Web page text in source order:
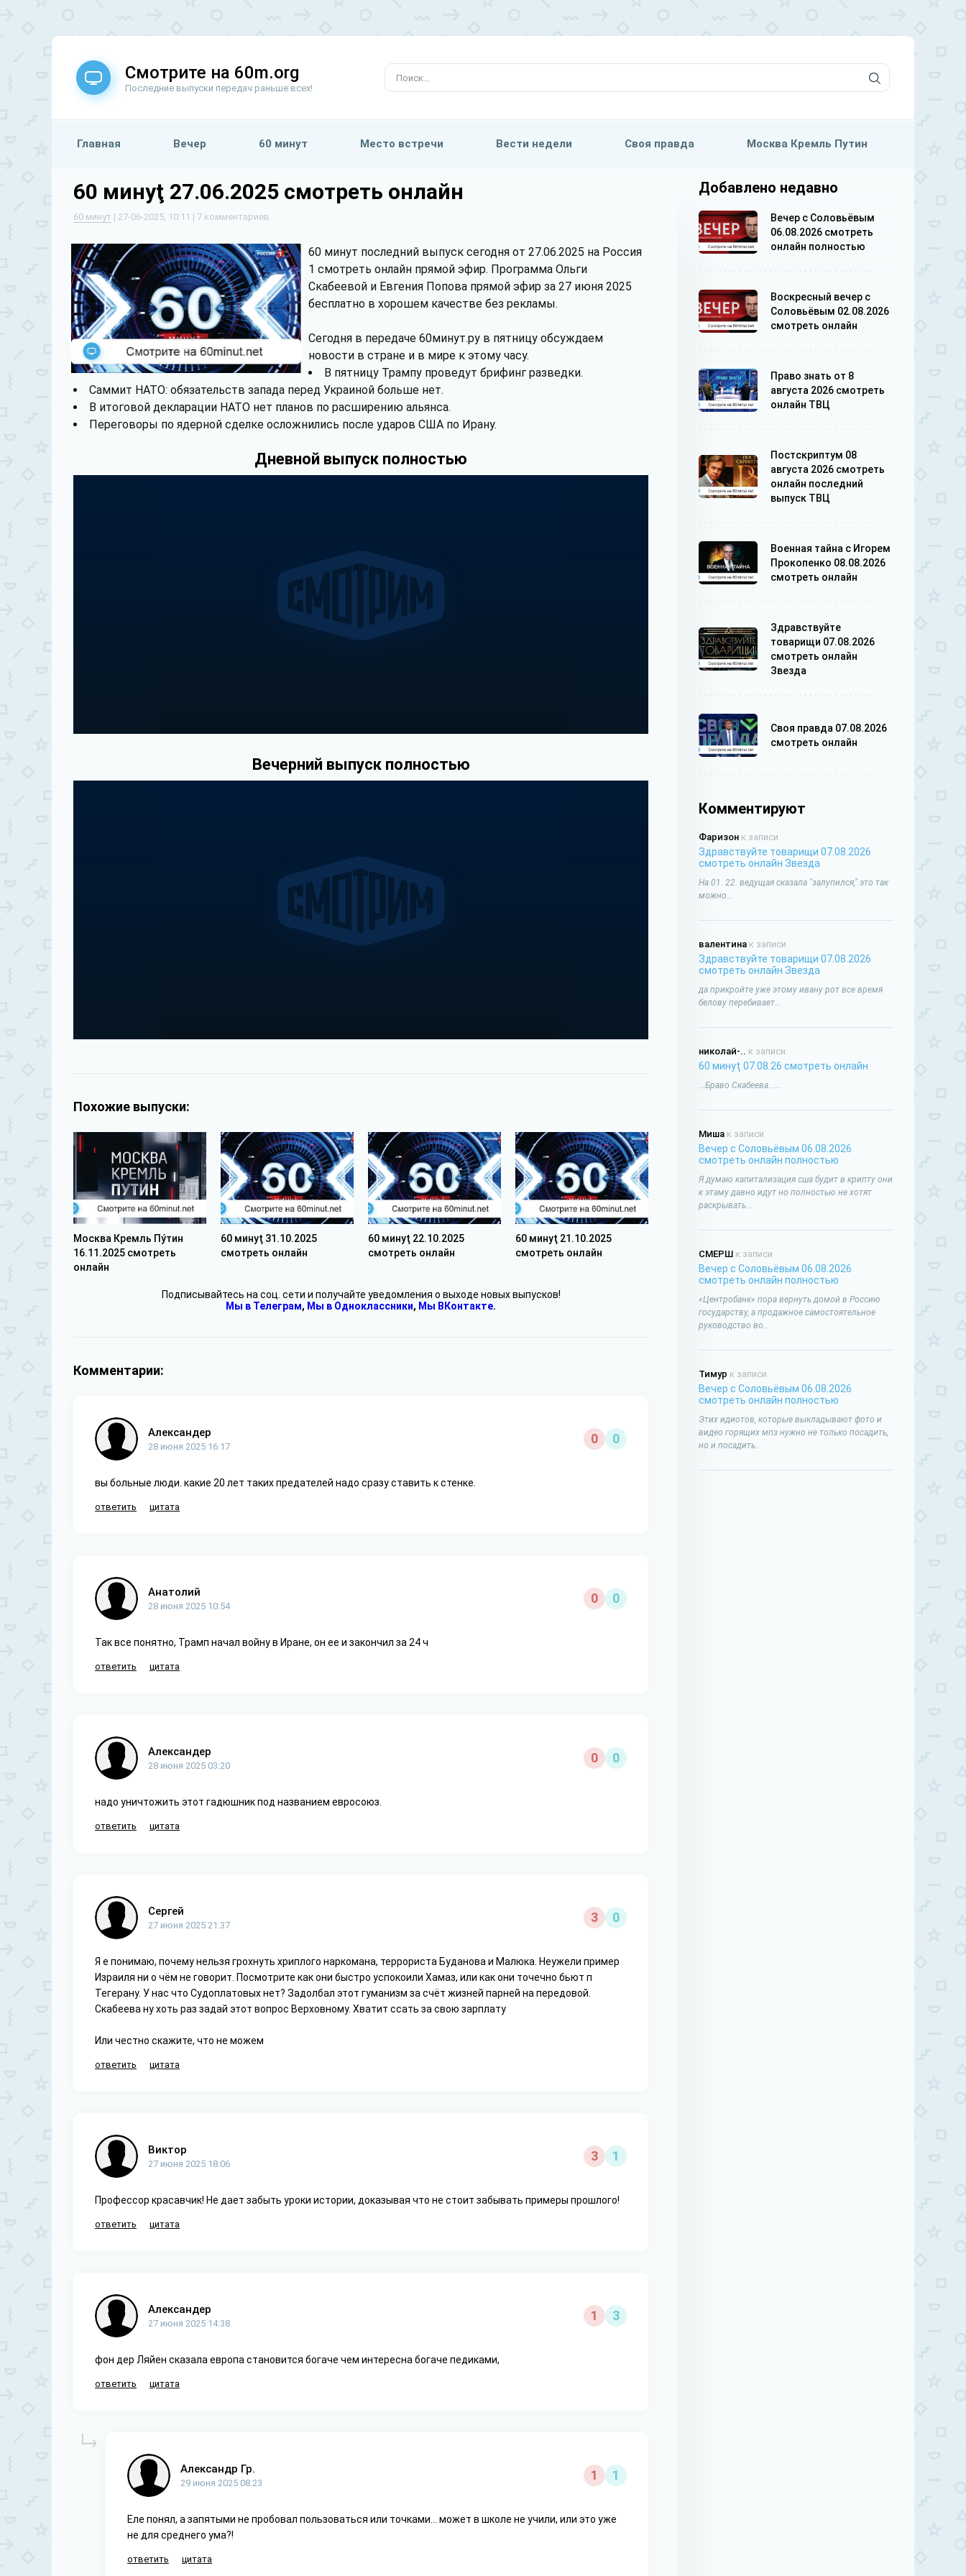
Смотрите на 60m.org
Последние выпуски передач раньше всех!
Главная Вечер 60 минут Место встречи Вести недели Своя правда Москва Кремль Путин
60 минуţ 27.06.2025 смотреть онлайн
60 минут | 27-06-2025, 10:11 | 7 комментариев
60 минут последний выпуск сегодня от 27.06.2025 на Россия
1 смотреть онлайн прямой эфир. Программа Ольги
Скабеевой и Евгения Попова прямой эфир за 27 июня 2025
бесплатно в хорошем качестве без рекламы.
Сегодня в передаче 60минут.ру в пятницу обсуждаем
новости в стране и в мире к этому часу.
В пятницу Трампу проведут брифинг разведки.
Саммит НАТО: обязательств запада перед Украиной больше нет.
В итоговой декларации НАТО нет планов по расширению альянса.
Переговоры по ядерной сделке осложнились после ударов США по Ирану.
Дневной выпуск полностью
Вечерний выпуск полностью
Похожие выпуски:
Москва Кремль Пýтин
16.11.2025 смотреть
онлайн
60 минуţ 31.10.2025
смотреть онлайн
60 минуţ 22.10.2025
смотреть онлайн
60 минуţ 21.10.2025
смотреть онлайн
Подписывайтесь на соц. сети и получайте уведомления о выходе новых выпусков!
Мы в Телеграм, Мы в Одноклассники, Мы ВКонтакте.
Комментарии:
Александер
28 июня 2025 16:17
0 0
вы больные люди. какие 20 лет таких предателей надо сразу ставить к стенке.
ответить цитата
Анатолий
28 июня 2025 10:54
0 0
Так все понятно, Трамп начал войну в Иране, он ее и закончил за 24 ч
ответить цитата
Александер
28 июня 2025 03:20
0 0
надо уничтожить этот гадюшник под названием евросоюз.
ответить цитата
Сергей
27 июня 2025 21:37
3 0
Я е понимаю, почему нельзя грохнуть хриплого наркомана, террориста Буданова и Малюка. Неужели пример
Израиля ни о чём не говорит. Посмотрите как они быстро успокоили Хамаз, или как они точечно бьют п
Тегерану. У нас что Судоплатовых нет? Задолбал этот гуманизм за счёт жизней парней на передовой.
Скабеева ну хоть раз задай этот вопрос Верховному. Хватит ссать за свою зарплату
Или честно скажите, что не можем
ответить цитата
Виктор
27 июня 2025 18:06
3 1
Профессор красавчик! Не дает забыть уроки истории, доказывая что не стоит забывать примеры прошлого!
ответить цитата
Александер
27 июня 2025 14:38
1 3
фон дер Ляйен сказала европа становится богаче чем интересна богаче педиками,
ответить цитата
Александр Гр.
29 июня 2025 08:23
1 1
Еле понял, а запятыми не пробовал пользоваться или точками... может в школе не учили, или это уже
не для среднего ума?!
ответить цитата
Добавлено недавно
Вечер с Соловьёвым
06.08.2026 смотреть
онлайн полностью
Воскресный вечер с
Соловьёвым 02.08.2026
смотреть онлайн
Право знать от 8
августа 2026 смотреть
онлайн ТВЦ
Постскриптум 08
августа 2026 смотреть
онлайн последний
выпуск ТВЦ
Военная тайна с Игорем
Прокопенко 08.08.2026
смотреть онлайн
Здравствуйте
товарищи 07.08.2026
смотреть онлайн
Звезда
Своя правда 07.08.2026
смотреть онлайн
Комментируют
Фаризон к записи
Здравствуйте товарищи 07.08.2026
смотреть онлайн Звезда
На 01. 22. ведущая сказала "залупился," это так
можно...
валентина к записи
Здравствуйте товарищи 07.08.2026
смотреть онлайн Звезда
да прикройте уже этому ивану рот все время
белову перебивает...
николай-.. к записи
60 минуţ 07.08.26 смотреть онлайн
...Браво Скабеева......
Миша к записи
Вечер с Соловьёвым 06.08.2026
смотреть онлайн полностью
Я думаю капитализация сша будит в крипту они
к этаму давно идут но полностью не хотят
раскрывать...
СМЕРШ к записи
Вечер с Соловьёвым 06.08.2026
смотреть онлайн полностью
«Центробанк» пора вернуть домой в Россию
государству, а продажное самостоятельное
руководство во...
Тимур к записи
Вечер с Соловьёвым 06.08.2026
смотреть онлайн полностью
Этих идиотов, которые выкладывают фото и
видео горящих мпз нужно не только посадить,
но и посадить...